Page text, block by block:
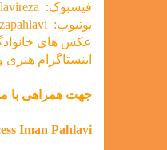
فیسبوک:
یوتیوب:
عکس های
اینستاگرام
جهت همراهی با
Iman Pahlavi